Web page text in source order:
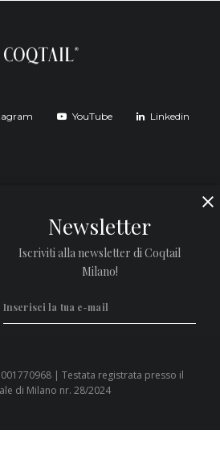
YouTube Linkedin
Newsletter
Iscriviti alla newsletter di Coqtail
Milano!
Privacy Policy
| Testata registrata presso il
di Milano nr. 28/2024